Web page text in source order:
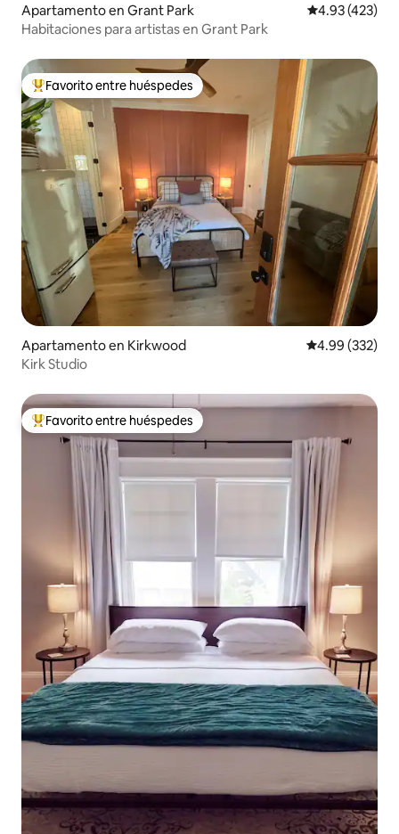
Apartamento en Grant Park Calificación
4.93 (423)
Habitaciones para artistas en Grant Park
Favorito entre huéspedes preferido
Favorito entre huéspedes
Apartamento en Kirkwood Calificación
4.99 (332)
Kirk Studio
Favorito entre huéspedes preferido
Favorito entre huéspedes